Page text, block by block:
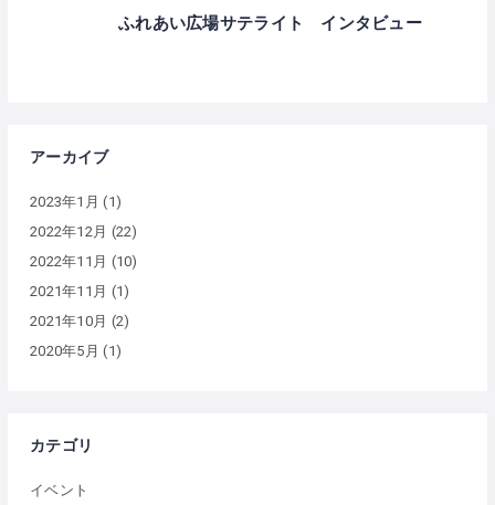
ふれあい広場サテライト インタビュー
アーカイブ
2023年1月 (1)
2022年12月 (22)
2022年11月 (10)
2021年11月 (1)
2021年10月 (2)
2020年5月 (1)
カテゴリ
イベント